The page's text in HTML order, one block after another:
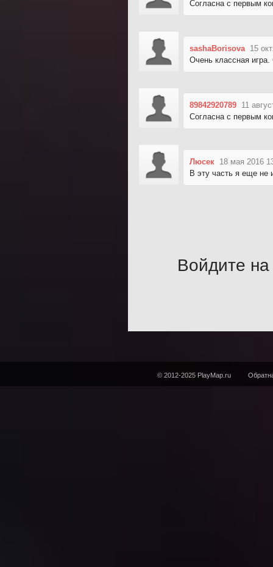
Согласна с первым
sashaBorisova 15
Очень классная
89842920789 11
Согласна с первым
Люсек 18 мая 2016
В эту часть я еще не
Войдите на
© 2012-2025 PlayMap.ru